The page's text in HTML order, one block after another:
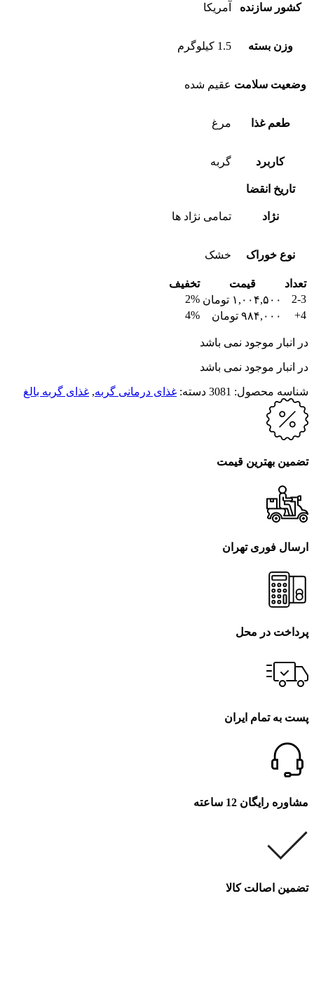
کشور سازنده آمریکا
وزن بسته 1.5 کیلوگرم
وضعیت سلامت عقیم شده
طعم غذا مرغ
کاربرد گربه
تاریخ انقضا
نژاد تمامی نژاد ها
نوع خوراک خشک
تعداد قیمت
تخفیف
2-3
۱,۰۰۴,۵۰۰ تومان 2%
4+
۹۸۴,۰۰۰ تومان 4%
در انبار موجود نمی باشد
در انبار موجود نمی باشد
شناسه محصول: 3081 دسته: غذای درمانی گربه, غذای گربه بالغ
تضمین بهترین قیمت
ارسال فوری تهران
پرداخت در محل
پست به تمام ایران
مشاوره رایگان 12 ساعته
تضمین اصالت کالا